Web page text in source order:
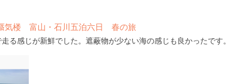
気楼 富山・石川五泊六日 春の旅
る感じが新鮮でした。遮蔽物が少ない海の感じも良かったです。